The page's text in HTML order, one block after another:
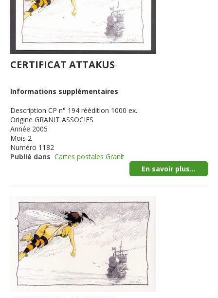
CERTIFICAT ATTAKUS
Informations supplémentaires
Description CP n° 194 réédition 1000 ex.
Origine GRANIT ASSOCIES
Année 2005
Mois 2
Numéro 1182
Publié dans Cartes postales Granit
En savoir plus...